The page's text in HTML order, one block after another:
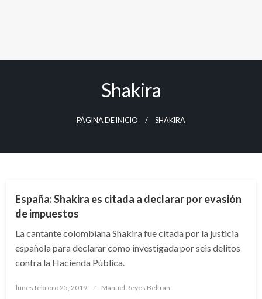
Shakira
PÁGINA DE INICIO SHAKIRA
España: Shakira es citada a declarar por evasión
de impuestos
La cantante colombiana Shakira fue citada por la justicia
española para declarar como investigada por seis delitos
contra la Hacienda Pública.
Publicado
lunes febrero 25, 2019 Manuel Reyes Beltran